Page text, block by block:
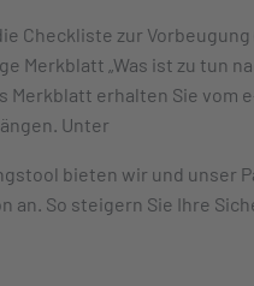
Checkliste zur
Merkblatt „Was ist zu tun
Merkblatt erhalten Sie vom
Unter
bieten wir und unser
an. So steigern Sie Ihre